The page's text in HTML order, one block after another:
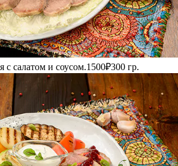
с салатом и соусом.1500₽300 гр.